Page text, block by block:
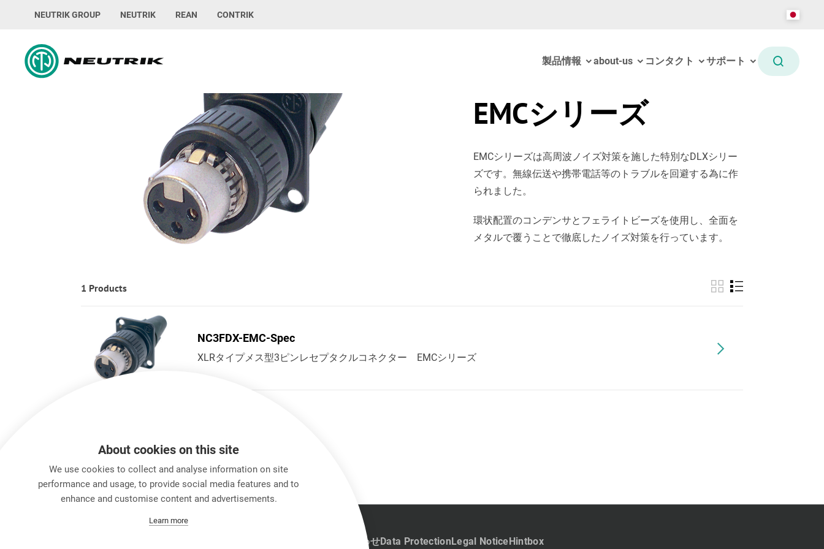
NEUTRIK GROUP NEUTRIK REAN CONTRIK
製品情報 about-us コンタクト サポート
EMCシリーズ
EMCシリーズは高周波ノイズ対策を施した特別なDLXシリー
ズです。無線伝送や携帯電話等のトラブルを回避する為に作
られました。
環状配置のコンデンサとフェライトビーズを使用し、全面を
メタルで覆うことで徹底したノイズ対策を行っています。
1 Products
NC3FDX-EMC-Spec
XLRタイプメス型3ピンレセプタクルコネクター EMCシリーズ
お問い合わせData ProtectionLegal NoticeHintbox
About cookies on this site
We use cookies to collect and analyse information on site
performance and usage, to provide social media features and to
enhance and customise content and advertisements.
Learn more